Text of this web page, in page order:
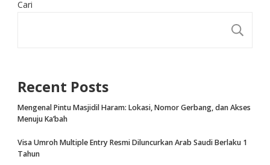
Cari
Recent Posts
Mengenal Pintu Masjidil Haram: Lokasi, Nomor Gerbang, dan Akses
Menuju Ka’bah
Visa Umroh Multiple Entry Resmi Diluncurkan Arab Saudi Berlaku 1
Tahun